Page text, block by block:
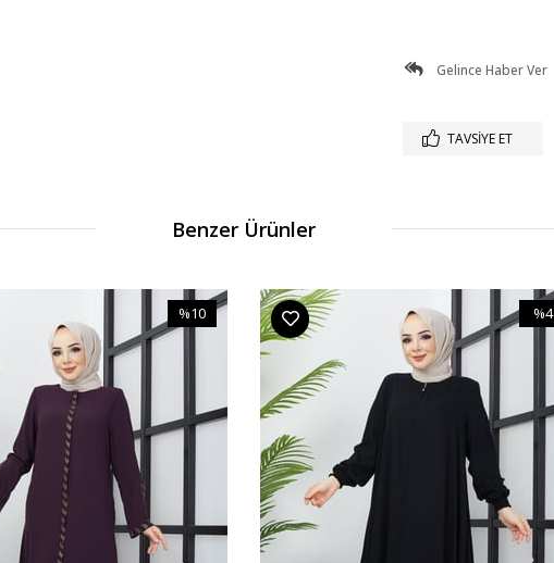
Gelince Haber Ver
TAVSIYE ET
Benzer Ürünler
%10
İndirim
%4